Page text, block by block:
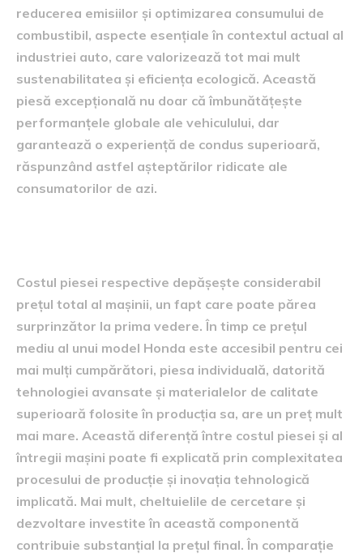
reducerea emisiilor și optimizarea consumului de
combustibil, aspecte esențiale în contextul actual al
industriei auto, care valorizează tot mai mult
sustenabilitatea și eficiența ecologică. Această
piesă excepțională nu doar că îmbunătățește
performanțele globale ale vehiculului, dar
garantează o experiență de condus superioară,
răspunzând astfel așteptărilor ridicate ale
consumatorilor de azi.
Costul piesei respective depășește considerabil
prețul total al mașinii, un fapt care poate părea
surprinzător la prima vedere. În timp ce prețul
mediu al unui model Honda este accesibil pentru cei
mai mulți cumpărători, piesa individuală, datorită
tehnologiei avansate și materialelor de calitate
superioară folosite în producția sa, are un preț mult
mai mare. Această diferență între costul piesei și al
întregii mașini poate fi explicată prin complexitatea
procesului de producție și inovația tehnologică
implicată. Mai mult, cheltuielile de cercetare și
dezvoltare investite în această componentă
contribuie substanțial la prețul final. În comparație